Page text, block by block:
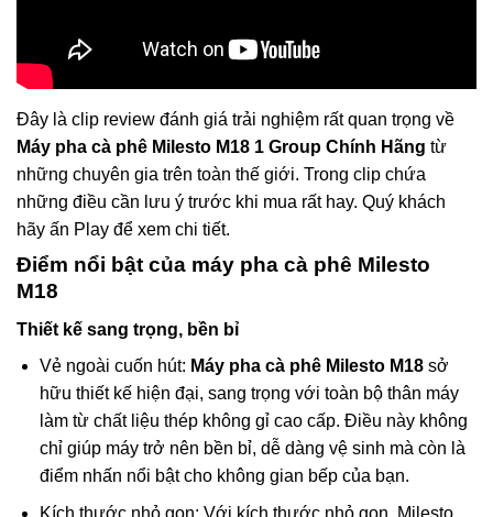
Đây là clip review đánh giá trải nghiệm rất quan trọng về
Máy pha cà phê Milesto M18 1 Group Chính Hãng từ
những chuyên gia trên toàn thế giới. Trong clip chứa
những điều cần lưu ý trước khi mua rất hay. Quý khách
hãy ấn Play để xem chi tiết.
Điểm nổi bật của máy pha cà phê Milesto
M18
Thiết kế sang trọng, bền bỉ
Vẻ ngoài cuốn hút: Máy pha cà phê Milesto M18sở
hữu thiết kế hiện đại, sang trọng với toàn bộ thân máy
làm từ chất liệu thép không gỉ cao cấp. Điều này không
chỉ giúp máy trở nên bền bỉ, dễ dàng vệ sinh mà còn là
điểm nhấn nổi bật cho không gian bếp của bạn.